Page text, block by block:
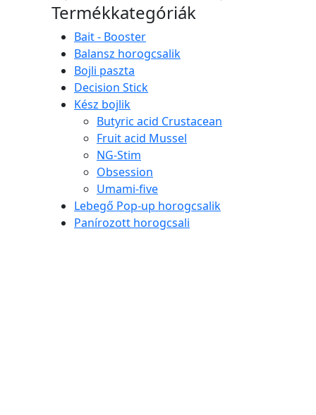
Termékkategóriák
Bait - Booster
Balansz horogcsalik
Bojli paszta
Decision Stick
Kész bojlik
Butyric acid Crustacean
Fruit acid Mussel
NG-Stim
Obsession
Umami-five
Lebegő Pop-up horogcsalik
Panírozott horogcsali